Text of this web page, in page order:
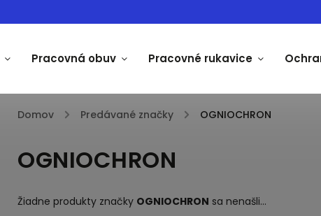
Pracovná obuv Pracovné rukavice
Domov / Predávané značky / OGNIOCHRON
OGNIOCHRON
Žiadne produkty značky OGNIOCHRON sa nenašli...